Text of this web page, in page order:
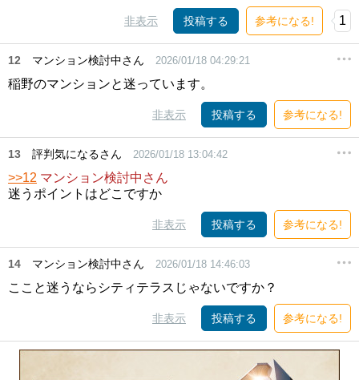
非表示 投稿する 参考になる! 1
12 マンション検討中さん 2026/01/18 04:29:21
稲野のマンションと迷っています。
非表示 投稿する 参考になる!
13 評判気になるさん 2026/01/18 13:04:42
>>12 マンション検討中さん
迷うポイントはどこですか
非表示 投稿する 参考になる!
14 マンション検討中さん 2026/01/18 14:46:03
ここと迷うならシティテラスじゃないですか？
非表示 投稿する 参考になる!